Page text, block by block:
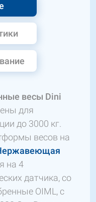
весы Dini
для
до 3000 кг.
весов на
на 4
датчика, со
OIML, с